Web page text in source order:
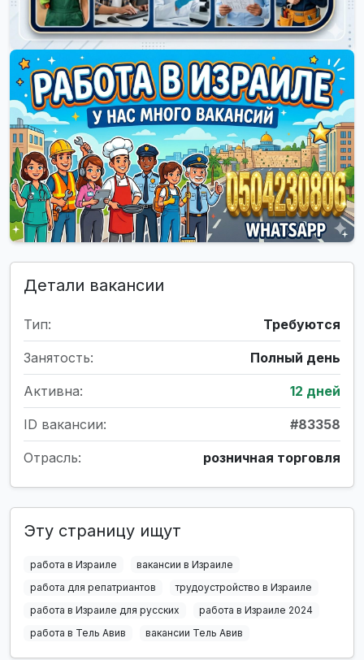
Детали вакансии
Тип: Требуются
Занятость: Полный день
Активна: 12 дней
ID вакансии: #83358
Отрасль: розничная торговля
Эту страницу ищут
работа в Израиле
вакансии в Израиле
работа для репатриантов
трудоустройство в Израиле
работа в Израиле для русских
работа в Израиле 2024
работа в Тель Авив
вакансии Тель Авив